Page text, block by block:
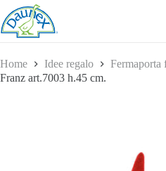
Salta
al
contenuto
Home Idee regalo
Fermaporta
Franz art.7003 h.45 cm.